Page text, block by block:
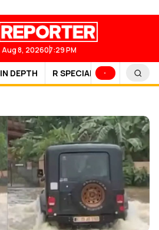
Aug 8, 202607:29 PM
IN DEPTH R SPECIAL SPORTS